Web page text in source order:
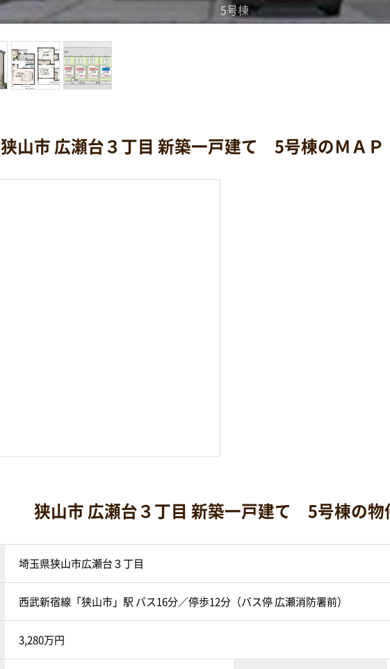
5号棟
狭山市 広瀬台３丁目 新築一戸建て 5号棟のＭＡＰ
狭山市 広瀬台３丁目 新築一戸建て 5号棟の物
埼玉県狭山市広瀬台３丁目
西武新宿線「狭山市」駅 バス16分／停歩12分（バス停 広瀬消防署前）
3,280万円